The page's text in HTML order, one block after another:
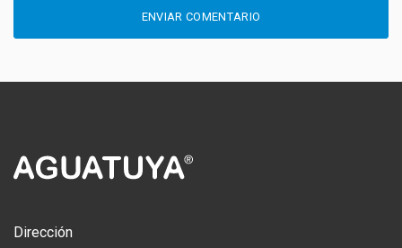
ENVIAR COMENTARIO
Dirección